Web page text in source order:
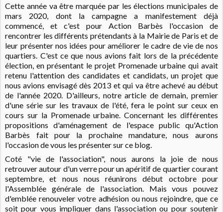
Cette année va être marquée par les élections municipales de
mars 2020, dont la campagne a manifestement déjà
commencé, et c'est pour Action Barbès l'occasion de
rencontrer les différents prétendants à la Mairie de Paris et de
leur présenter nos idées pour améliorer le cadre de vie de nos
quartiers. C'est ce que nous avions fait lors de la précédente
élection, en présentant le projet Promenade urbaine qui avait
retenu l'attention des candidates et candidats, un projet que
nous avions envisagé dès 2013 et qui va être achevé au début
de l'année 2020. D'ailleurs, notre article de demain, premier
d'une série sur les travaux de l'été, fera le point sur ceux en
cours sur la Promenade urbaine.Concernant les différentes
propositions d'aménagement de l'espace public qu'Action
Barbès fait pour la prochaine mandature, nous aurons
l'occasion de vous les présenter sur ce blog.
Coté "vie de l'association", nous aurons la joie de nous
retrouver autour d'un verre pour un apéritif de quartier courant
septembre, et nous nous réunirons début octobre pour
l'Assemblée générale de l'association. Mais vous pouvez
d'emblée renouveler votre adhésion ou nous rejoindre, que ce
soit pour vous impliquer dans l'association ou pour soutenir